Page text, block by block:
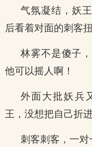
气氛凝结，妖
后看着对面的刺客
林雾不是傻子
他可以摇人啊！
外面大批妖兵
王，没想把自己折进
刺客刺客，一对